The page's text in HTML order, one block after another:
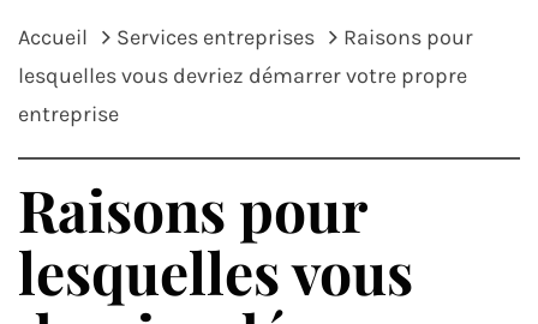
Accueil Services entreprises
Raisons pour
lesquelles vous devriez démarrer votre propre
entreprise
Raisons pour
lesquelles vous